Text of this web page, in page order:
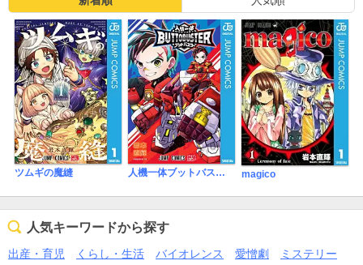
ツムギの魔縫 人機一体ブットバスター magico
人気キーワードから探す
出産・育児 くらし・生活 バイオレンス 愛憎劇
ミステリー